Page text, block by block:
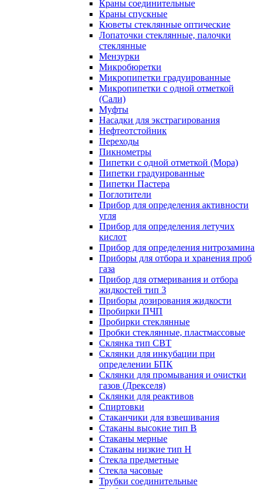
Краны соединительные
Краны спускные
Кюветы стеклянные оптические
Лопаточки стеклянные, палочки
стеклянные
Мензурки
Микробюретки
Микропипетки градуированные
Микропипетки с одной отметкой
(Сали)
Муфты
Насадки для экстрагирования
Нефтеотстойник
Переходы
Пикнометры
Пипетки с одной отметкой (Мора)
Пипетки градуированные
Пипетки Пастера
Поглотители
Прибор для определения активности
угля
Прибор для определения летучих
кислот
Прибор для определения нитрозамина
Приборы для отбора и хранения проб
газа
Прибор для отмеривания и отбора
жидкостей тип 3
Приборы дозирования жидкости
Пробирки ПЧП
Пробирки стеклянные
Пробки стеклянные, пластмассовые
Склянка тип СВТ
Склянки для инкубации при
определении БПК
Склянки для промывания и очистки
газов (Дрекселя)
Склянки для реактивов
Спиртовки
Стаканчики для взвешивания
Стаканы высокие тип В
Стаканы мерные
Стаканы низкие тип Н
Стекла предметные
Стекла часовые
Трубки соединительные